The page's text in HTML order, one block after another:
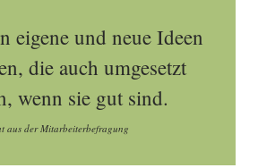
eigene und neue Ideen
die auch umgesetzt
wenn sie gut sind.
aus der Mitarbeiterbefragung